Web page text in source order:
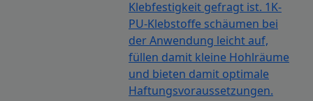
Klebfestigkeit gefragt ist. 1K-
PU-Klebstoffe schäumen bei
der Anwendung leicht auf,
füllen damit kleine Hohlräume
und bieten damit optimale
Haftungsvoraussetzungen.